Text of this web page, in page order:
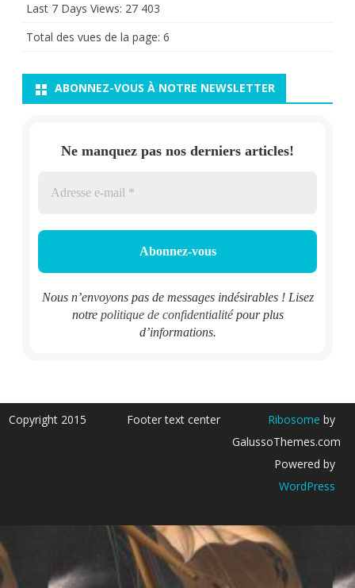
Last 7 Days Views: 27 403
Total des vues de la page: 6
ABONNEZ-VOUS À NOTRE NEWSLETTER
Ne manquez pas nos derniers articles!
Nous n’envoyons pas de messages indésirables ! Lisez
notre politique de confidentialitépour plus
d’informations.
Copyright 2015 Footer text center Ribosome by
GalussoThemes.com
Powered by
WordPress